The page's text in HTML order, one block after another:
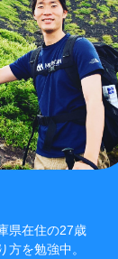
県在住の27歳
方を勉強中。